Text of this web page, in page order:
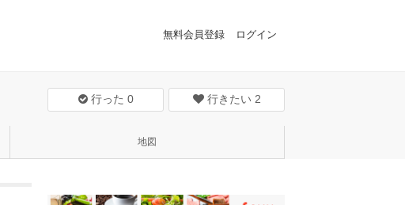
無料会員登録 ログイン
行った 0 行きたい 2
地図